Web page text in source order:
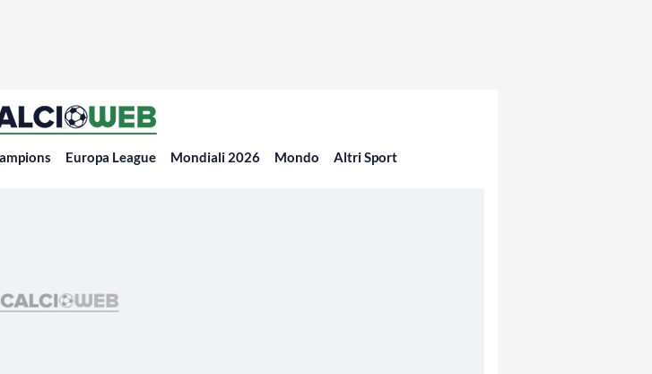
Europa League Mondiali 2026 Mondo Altri Sport